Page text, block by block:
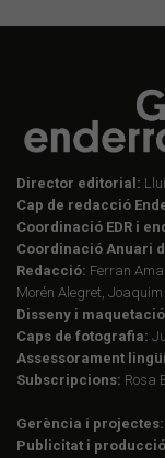
Director editorial:
Cap de redacció
Coordinació EDR i
Coordinació Anuari
Redacció: Ferran
Morén Alegret,
Disseny i
Caps de fotografia:
Assessorament
Subscripcions: Rosa
Gerència i projectes:
Publicitat i